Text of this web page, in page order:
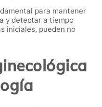
para mantener
y detectar a tiempo
iniciales, pueden no